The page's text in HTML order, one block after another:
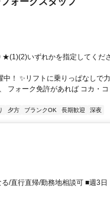
いずれかを指定してくだ
！ ✨リフトに乗りっぱなしで力
フォーク免許があれば コカ・コ
夕方 ブランクOK 長期歓迎 深夜
/直行直帰/勤務地相談可 ■週3日